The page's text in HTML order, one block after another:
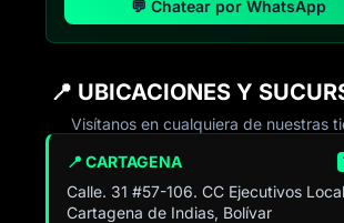
💬 Chatear por WhatsApp
📍 UBICACIONES Y
Visítanos en cualquiera de nuestras
📍 CARTAGENA
Calle. 31 #57-106. CC Ejecutivos
Cartagena de Indias, Bolívar